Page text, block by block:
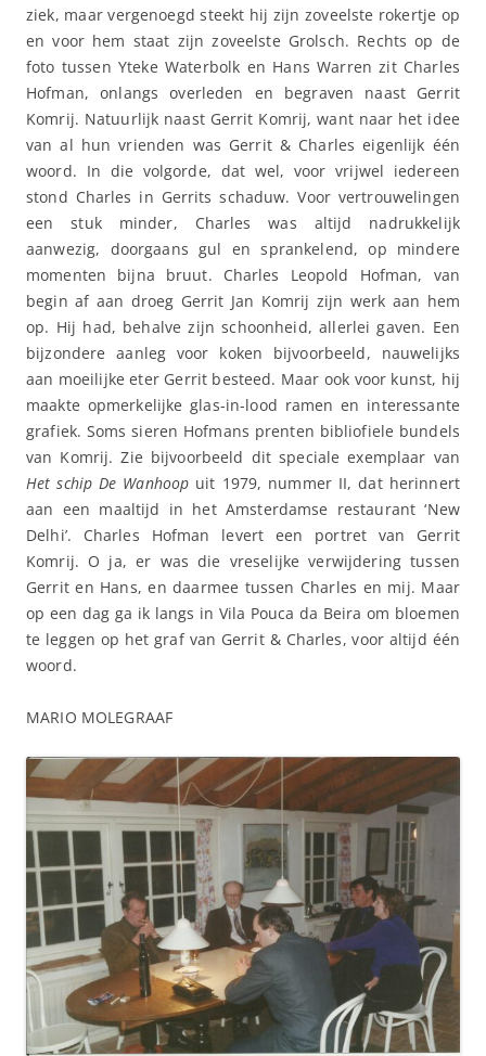
ziek, maar vergenoegd steekt hij zijn zoveelste rokertje op
en voor hem staat zijn zoveelste Grolsch. Rechts op de
foto tussen Yteke Waterbolk en Hans Warren zit Charles
Hofman, onlangs overleden en begraven naast Gerrit
Komrij. Natuurlijk naast Gerrit Komrij, want naar het idee
van al hun vrienden was Gerrit & Charles eigenlijk één
woord. In die volgorde, dat wel, voor vrijwel iedereen
stond Charles in Gerrits schaduw. Voor vertrouwelingen
een stuk minder, Charles was altijd nadrukkelijk
aanwezig, doorgaans gul en sprankelend, op mindere
momenten bijna bruut. Charles Leopold Hofman, van
begin af aan droeg Gerrit Jan Komrij zijn werk aan hem
op. Hij had, behalve zijn schoonheid, allerlei gaven. Een
bijzondere aanleg voor koken bijvoorbeeld, nauwelijks
aan moeilijke eter Gerrit besteed. Maar ook voor kunst, hij
maakte opmerkelijke glas-in-lood ramen en interessante
grafiek. Soms sieren Hofmans prenten bibliofiele bundels
van Komrij. Zie bijvoorbeeld dit speciale exemplaar van
Het schip De Wanhoop uit 1979, nummer II, dat herinnert
aan een maaltijd in het Amsterdamse restaurant ‘New
Delhi’. Charles Hofman levert een portret van Gerrit
Komrij. O ja, er was die vreselijke verwijdering tussen
Gerrit en Hans, en daarmee tussen Charles en mij. Maar
op een dag ga ik langs in Vila Pouca da Beira om bloemen
te leggen op het graf van Gerrit & Charles, voor altijd één
woord.
MARIO MOLEGRAAF